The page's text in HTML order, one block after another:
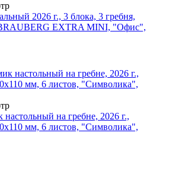
2026 г., 3 блока, 3 гребня,
BRAUBERG EXTRA MINI, "Офис",
настольный на гребне, 2026 г.,
мм, 6 листов, "Символика",